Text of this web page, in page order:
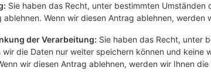
Sie haben das Recht, unter bestimmten
ablehnen. Wenn wir diesen Antrag ablehnen, werden
der Verarbeitung: Sie haben das Recht, unter
die Daten nur weiter speichern können und
wir diesen Antrag ablehnen, werden wir Ihnen